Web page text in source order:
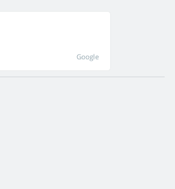
Google